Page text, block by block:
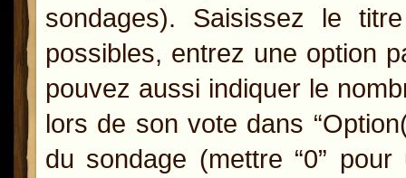
sondages). Saisissez le
possibles, entrez une option
pouvez aussi indiquer le
lors de son vote dans
du sondage (mettre “0”